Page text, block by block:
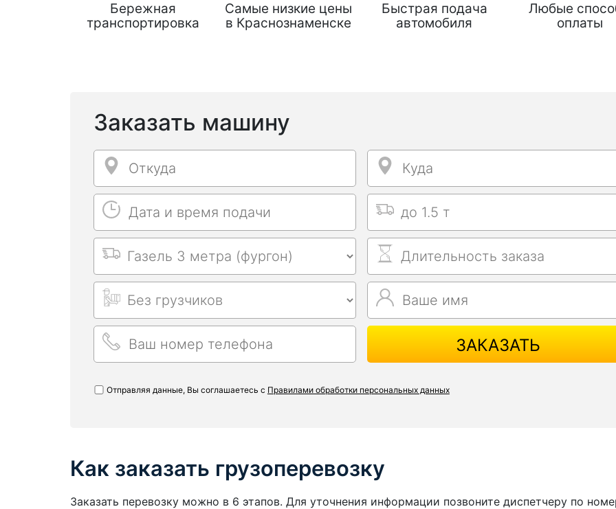
Бережная
транспортировка
Самые низкие цены
в Краснознаменске
Быстрая подача
автомобиля
Любые
оплаты
Заказать машину
Откуда Откуда Куда Куда
Дата и время подачи
Дата и время подачи Выбрать тип машины
Выбрать машину Длительность заказа
Длительность заказа Ваше имяВаше имя
Ваш номер телефона
Ваш номер ЗАКАЗАТЬ
Отправляя данные, Вы соглашаетесь с Правилами обработки персональных данных
Как заказать грузоперевозку
Заказать перевозку можно в 6 этапов. Для уточнения информации позвоните диспетчеру по